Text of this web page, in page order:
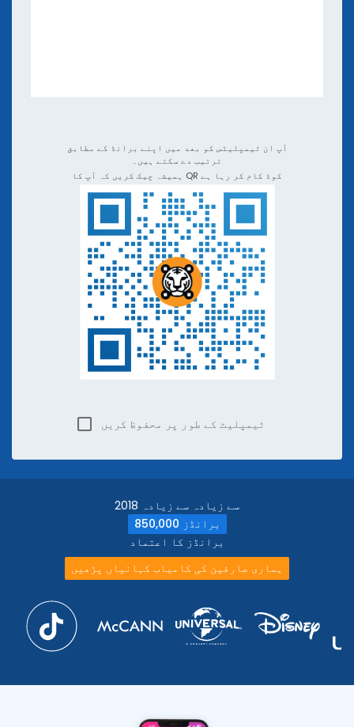
آپ ان ٹیمپلیٹس کو بعد میں اپنے برانڈ کے مطابق
ترتیب دے سکتے ہیں۔
ہمیشہ چیک کریں کہ آپ کا QR کوڈ کام کر رہا ہے
ٹیمپلیٹ کے طور پر محفوظ کریں
2018 سے زیادہ سے زیادہ
850,000 برانڈز
برانڈز کا اعتماد
ہماری صارفین کی کامیاب کہانیاں پڑھیں